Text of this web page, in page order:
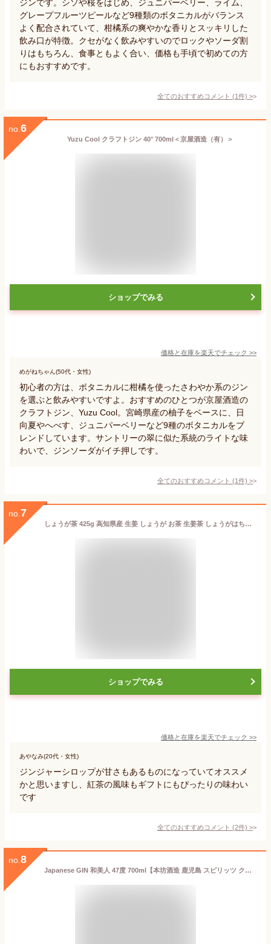
ジンです。シソや桜をはじめ、ジュニパーベリー、ライム、
グレープフルーツピールなど9種類のボタニカルがバランス
よく配合されていて、柑橘系の爽やかな香りとスッキリした
飲み口が特徴。クセがなく飲みやすいのでロックやソーダ割
りはもちろん、食事ともよく合い、価格も手頃で初めての方
にもおすすめです。
全てのおすすめコメント (1件) >
no. 6
Yuzu Cool クラフトジン 40° 700ml＜京屋酒造（有）＞
ショップでみる
価格と在庫を楽天でチェック >>
めがねちゃん(50代・女性)
初心者の方は、ボタニカルに柑橘を使ったさわやか系のジン
を選ぶと飲みやすいですよ。おすすめのひとつが京屋酒造の
クラフトジン、Yuzu Cool。宮崎県産の柚子をベースに、日
向夏やへべす、ジュニパーベリーなど9種のボタニカルをブ
レンドしています。サントリーの翠に似た系統のライトな味
わいで、ジンソーダがイチ押しです。
全てのおすすめコメント (1件) >
no. 7
しょうが茶 425g 高知県産 生姜 しょうが お茶 生姜茶 しょうがはちみつ 国産 蜂蜜 柚子 ショウガ茶 ジンジャーティー 生姜シロップ ゆず ジンジャーシロップ しょうがドリンク 生姜ドリンク 美味しいお茶 瓶詰め ダイエット 健康ドリンク 健康飲料 はちみつしょうが
ショップでみる
価格と在庫を楽天でチェック >>
あやなみ(20代・女性)
ジンジャーシロップが甘さもあるものになっていてオススメ
かと思いますし、紅茶の風味もギフトにもぴったりの味わい
です
全てのおすすめコメント (2件) >
no. 8
Japanese GIN 和美人 47度 700ml【本坊酒造 鹿児島 スピリッツ クラフトジン 国産】